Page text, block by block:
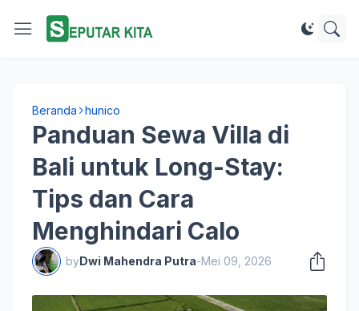
Beranda hunico
Panduan Sewa Villa di
Bali untuk Long-Stay:
Tips dan Cara
Menghindari Calo
byDwi Mahendra Putra-Mei 09, 2026